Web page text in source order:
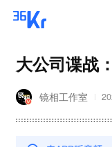
大公司谍战
镜相工作室